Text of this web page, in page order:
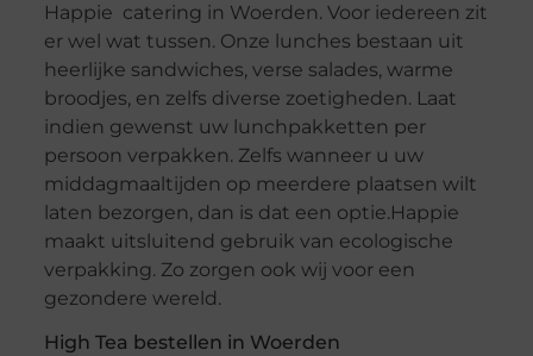
Happie catering in Woerden. Voor iedereen zit
er wel wat tussen. Onze lunches bestaan uit
heerlijke sandwiches, verse salades, warme
broodjes, en zelfs diverse zoetigheden. Laat
indien gewenst uw lunchpakketten per
persoon verpakken. Zelfs wanneer u uw
middagmaaltijden op meerdere plaatsen wilt
laten bezorgen, dan is dat een optie.Happie
maakt uitsluitend gebruik van ecologische
verpakking. Zo zorgen ook wij voor een
gezondere wereld.
High Tea bestellen in Woerden